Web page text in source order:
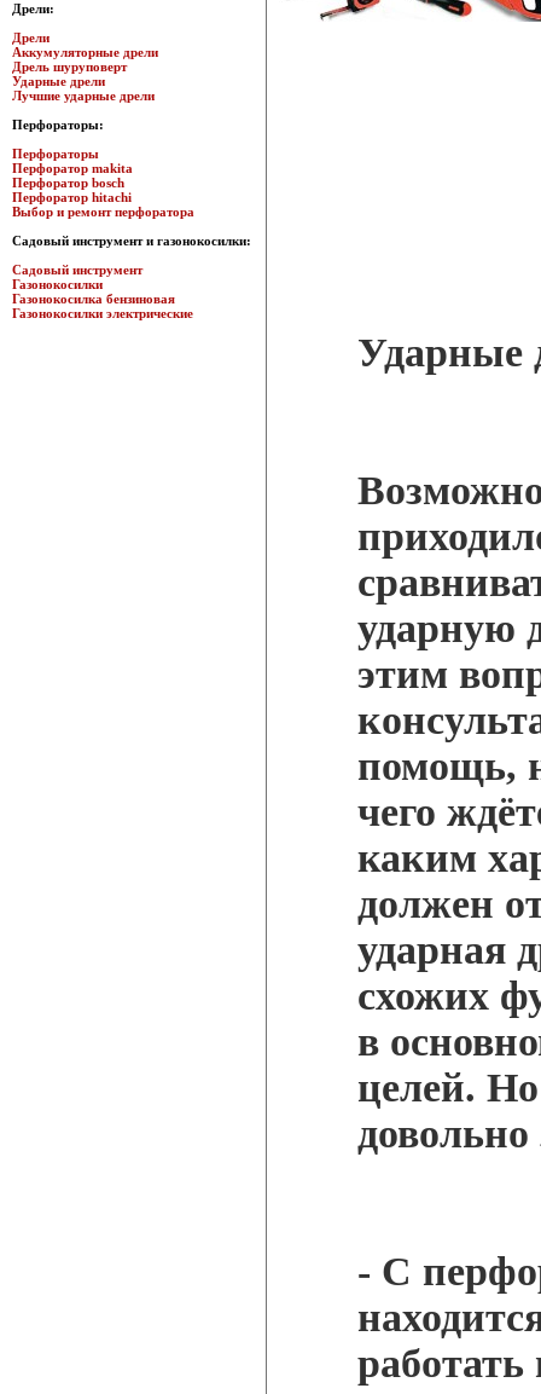
Дрели:
Дрели
Аккумуляторные дрели
Дрель шуруповерт
Ударные дрели
Лучшие ударные дрели
Перфораторы:
Перфораторы
Перфоратор makita
Перфоратор bosch
Перфоратор hitachi
Выбор и ремонт перфоратора
Садовый инструмент и газонокосилки:
Садовый инструмент
Газонокосилки
Газонокосилка бензиновая
Газонокосилки электрические
Ударные
ударную
этим
помощь,
чего
каким
должен
ударная
схожих
в
целей.
- С